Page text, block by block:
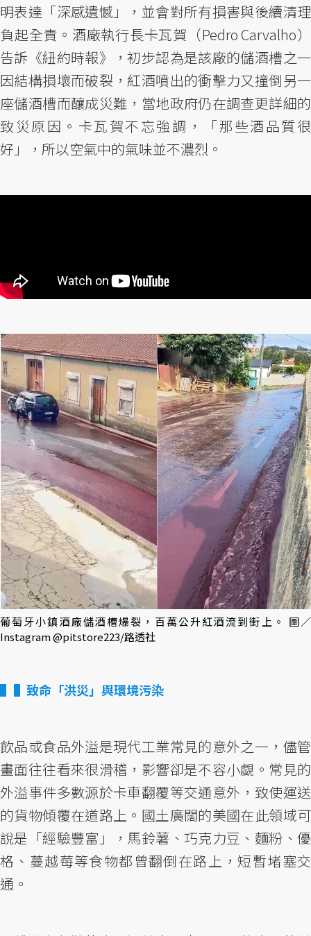
明表達「深感遺憾」，並會對所有損害與後續清理
負起全責。酒廠執行長卡瓦賀（Pedro Carvalho）
告訴《紐約時報》，初步認為是該廠的儲酒槽之一
因結構損壞而破裂，紅酒噴出的衝擊力又撞倒另一
座儲酒槽而釀成災難，當地政府仍在調查更詳細的
致災原因。卡瓦賀不忘強調，「那些酒品質很
好」，所以空氣中的氣味並不濃烈。
葡萄牙小鎮酒廠儲酒槽爆裂，百萬公升紅酒流到街上。 圖／
Instagram @pitstore223/路透社
▌致命「洪災」與環境污染
飲品或食品外溢是現代工業常見的意外之一，儘管
畫面往往看來很滑稽，影響卻是不容小覷。常見的
外溢事件多數源於卡車翻覆等交通意外，致使運送
的貨物傾覆在道路上。國土廣闊的美國在此領域可
說是「經驗豐富」，馬鈴薯、巧克力豆、麵粉、優
格、蔓越莓等食物都曾翻倒在路上，短暫堵塞交
通。